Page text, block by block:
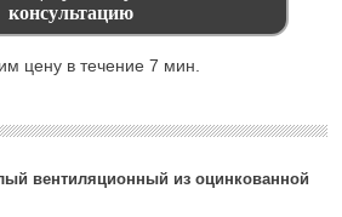
вентиляционный из оцинкованной
цену в течение 7 мин.